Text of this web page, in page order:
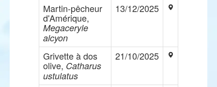
Martin-pêcheur
d'Amérique,
Megaceryle
alcyon
13/12/2025
Grivette à dos
olive, Catharus
ustulatus
21/10/2025